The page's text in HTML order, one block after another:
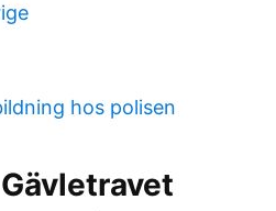
hos polisen